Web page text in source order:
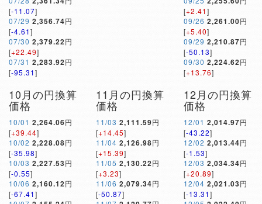
[-11.07]
07/29 2,356.74円
[-4.61]
07/30 2,379.22円
[+22.49]
07/31 2,283.92円
[-95.31]
[+2.41]
09/26 2,261.00円
[+5.40]
09/29 2,210.87円
[-50.13]
09/30 2,224.62円
[+13.76]
10月の円換算
価格
10/01 2,264.06円
[+39.44]
10/02 2,228.08円
[-35.98]
10/03 2,227.53円
[-0.55]
10/06 2,160.12円
[-67.41]
11月の円換算
価格
11/03 2,111.59円
[+14.45]
11/04 2,126.98円
[+15.39]
11/05 2,130.22円
[+3.23]
11/06 2,079.34円
[-50.87]
12月の円換算
価格
12/01 2,014.97円
[-43.22]
12/02 2,013.44円
[-1.53]
12/03 2,034.34円
[+20.89]
12/04 2,021.03円
[-13.31]